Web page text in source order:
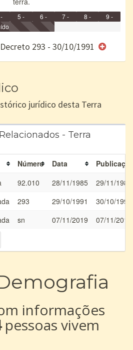
5 -
Homologada
6 -
Registrada
e/ou
7 -
Restrição
8 -
9 -
293 - 30/10/1991
jurídico desta Terra
- Terra
Número Data
92.010 28/11/1985
29/11/1985
293 29/10/1991
30/10/1991
sn 07/11/2019
07/11/2019
informações
pessoas vivem